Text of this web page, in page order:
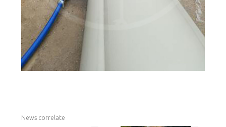
News correlate